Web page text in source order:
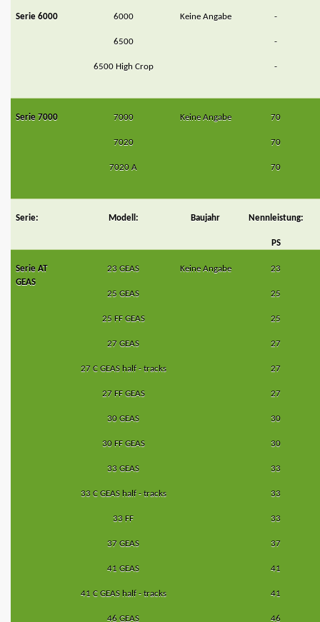
Serie 6000 6000
6500
6500 High Crop
Keine Angabe -
-
-
Serie 7000 7000
7020
7020 A
Keine Angabe 70
70
70
Serie: Modell: Baujahr Nennleistung:
PS
Serie AT
GEAS
23 GEAS
25 GEAS
25 FF GEAS
27 GEAS
27 C GEAS half - tracks
27 FF GEAS
30 GEAS
30 FF GEAS
33 GEAS
33 C GEAS half - tracks
33 FF
37 GEAS
41 GEAS
41 C GEAS half - tracks
46 GEAS
Keine Angabe 23
25
25
27
27
27
30
30
33
33
33
37
41
41
46